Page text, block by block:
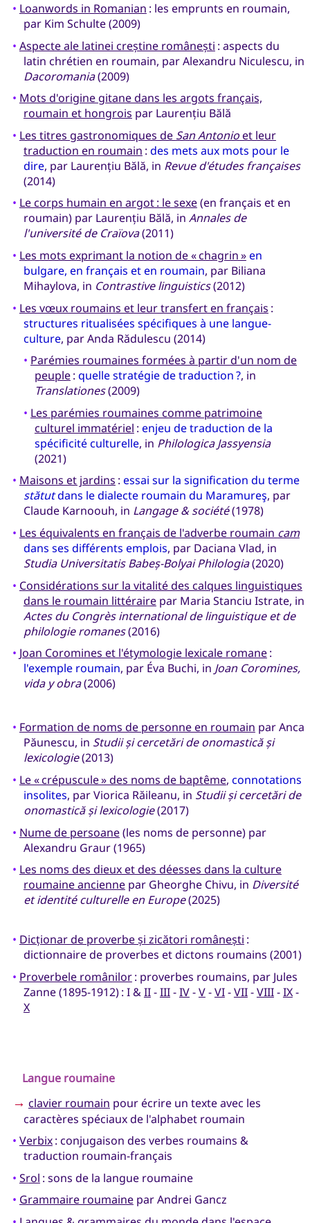
• Loanwords in Romanian : les emprunts en roumain,
par Kim Schulte (2009)
• Aspecte ale latinei creștine românești : aspects du
latin chrétien en roumain, par Alexandru Niculescu, in
Dacoromania(2009)
• Mots d'origine gitane dans les argots français,
roumain et hongrois par Laurențiu Bălă
• Les titres gastronomiques de San Antonioet leur
traduction en roumain : des mets aux mots pour le
dire, par Laurențiu Bălă, in Revue d'études françaises
(2014)
• Le corps humain en argot : le sexe(en français et en
roumain) par Laurențiu Bălă, in Annales de
l'université de Craïova(2011)
• Les mots exprimant la notion de « chagrin »en
bulgare, en français et en roumain, par Biliana
Mihaylova, in Contrastive linguistics(2012)
• Les vœux roumains et leur transfert en français :
structures ritualisées spécifiques à une langue-
culture, par Anda Rădulescu (2014)
• Parémies roumaines formées à partir d'un nom de
peuple: quelle stratégie de traduction ?, in
Translationes(2009)
• Les parémies roumaines comme patrimoine
culturel immatériel : enjeu de traduction de la
spécificité culturelle, in Philologica Jassyensia
(2021)
• Maisons et jardins : essai sur la signification du terme
stătutdans le dialecte roumain du Maramureş, par
Claude Karnoouh, in Langage & société(1978)
• Les équivalents en français de l'adverbe roumain cam
dans ses différents emplois, par Daciana Vlad, in
Studia Universitatis Babeș-Bolyai Philologia(2020)
• Considérations sur la vitalité des calques linguistiques
dans le roumain littérairepar Maria Stanciu Istrate, in
Actes du Congrès international de linguistique et de
philologie romanes(2016)
• Joan Coromines et l'étymologie lexicale romane:
l'exemple roumain, par Éva Buchi, in Joan Coromines,
vida y obra(2006)
• Formation de noms de personne en roumain par Anca
Păunescu, in Studii și cercetări de onomastică și
lexicologie(2013)
• Le « crépuscule » des noms de baptême, connotations
insolites, par Viorica Răileanu, in Studii și cercetări de
onomastică și lexicologie(2017)
• Nume de persoane(les noms de personne) par
Alexandru Graur (1965)
• Les noms des dieux et des déesses dans la culture
roumaine anciennepar Gheorghe Chivu, in Diversité
et identité culturelle en Europe(2025)
• Dicționar de proverbe și zicători românești :
dictionnaire de proverbes et dictons roumains (2001)
• Proverbele românilor: proverbes roumains, par Jules
Zanne (1895-1912) : I &II-III-IV-V-VI-VII-VIII-IX-
X
Langue roumaine
→ clavier roumain pour écrire un texte avec les
caractères spéciaux de l'alphabet roumain
• Verbix: conjugaison des verbes roumains &
traduction roumain-français
• Srol : sons de la langue roumaine
• Grammaire roumainepar Andrei Gancz